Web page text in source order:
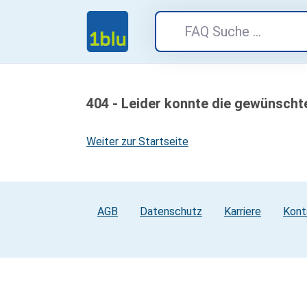
404 - Leider konnte die
Weiter zur Startseite
AGB Datenschutz Karriere